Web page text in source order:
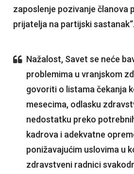
zaposlenje pozivanje članova
prijatelja na partijski sastanak“.
Nažalost, Savet se neće
problemima u vranjskom
govoriti o listama čekanja
mesecima, odlasku
nedostatku preko
kadrova i adekvatne
ponižavajućim uslovima u
zdravstveni radnici